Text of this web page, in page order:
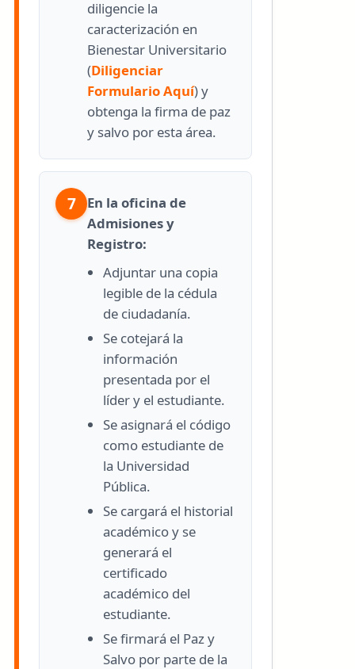
diligencie la
caracterización en
Bienestar Universitario
(Diligenciar
Formulario Aquí) y
obtenga la firma de paz
y salvo por esta área.
7
En la oficina de
Admisiones y
Registro:
Adjuntar una copia
legible de la cédula
de ciudadanía.
Se cotejará la
información
presentada por el
líder y el estudiante.
Se asignará el código
como estudiante de
la Universidad
Pública.
Se cargará el historial
académico y se
generará el
certificado
académico del
estudiante.
Se firmará el Paz y
Salvo por parte de la